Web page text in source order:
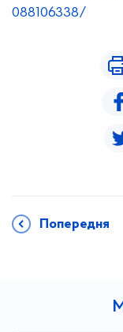
088106338/
Попередня